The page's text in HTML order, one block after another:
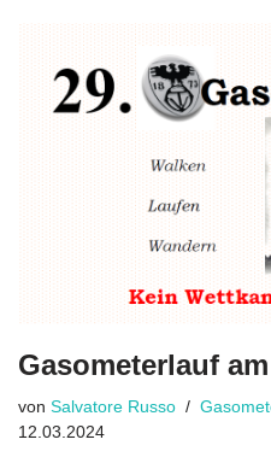
Gasometerlauf
von Salvatore Russo
12.03.2024